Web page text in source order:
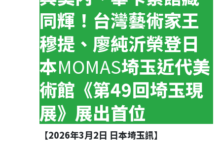
同輝！台灣藝術家王
穆提、廖純沂榮登日
本MOMAS埼玉近代美
術館《第49回埼玉現
展》展出首位
【2026年3月2日 日本埼玉訊】